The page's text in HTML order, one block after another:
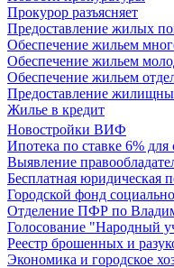
Прокурор разъясняет
Предоставление жилых
Обеспечение жильем
Обеспечение жильем
Обеспечение жильем
Предоставление
Жилье в кредит
Новостройки ВИФ
Ипотека по ставке 6%
Выявление
Бесплатная юридическая
Городской фонд
Отделение ПФР по
Голосование "Народный
Реестр брошенных и
Экономика и городское